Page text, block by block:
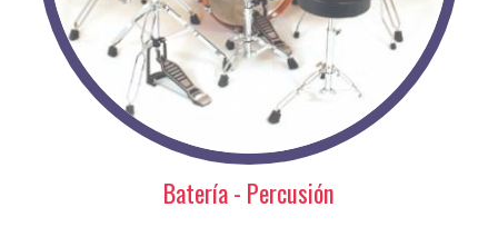
Batería - Percusión